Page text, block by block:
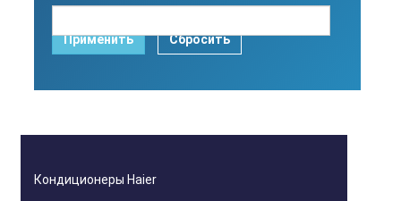
Применить Сбросить
Кондиционеры Haier